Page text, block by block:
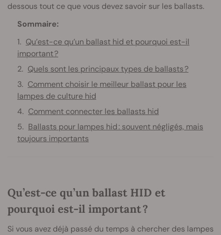
dessous tout ce que vous devez savoir sur les ballasts.
Sommaire:
Qu’est-ce qu’un ballast hid et pourquoi est-il
important ?
Quels sont les principaux types de ballasts ?
Comment choisir le meilleur ballast pour les
lampes de culture hid
Comment connecter les ballasts hid
Ballasts pour lampes hid : souvent négligés, mais
toujours importants
Qu’est-ce qu’un ballast HID et
pourquoi est-il important ?
Si vous avez déjà passé du temps à chercher des lampes